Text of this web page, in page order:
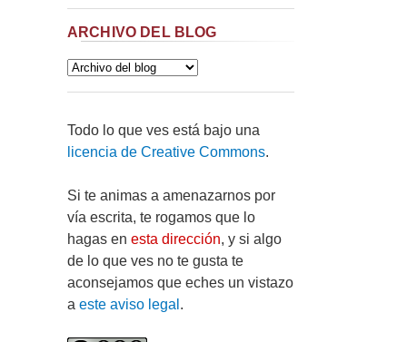
ARCHIVO DEL BLOG
Todo lo que ves está bajo una
licencia de Creative Commons.
Si te animas a amenazarnos por
vía escrita, te rogamos que lo
hagas en esta dirección, y si algo
de lo que ves no te gusta te
aconsejamos que eches un vistazo
a este aviso legal .